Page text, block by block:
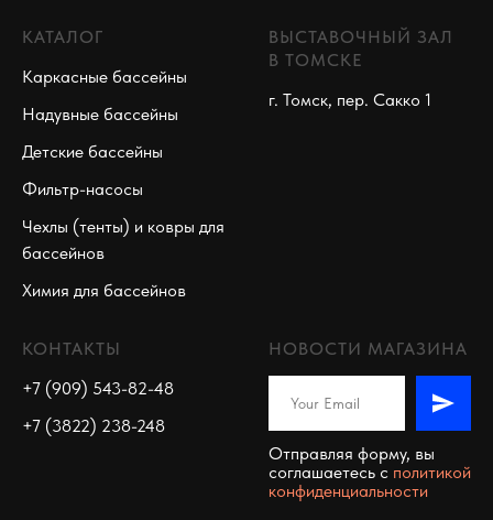
КАТАЛОГ
Каркасные бассейны
Надувные бассейны
Детские бассейны
Фильтр-насосы
Чехлы (тенты) и ковры для
бассейнов
Химия для бассейнов
ВЫСТАВОЧНЫЙ ЗАЛ
В ТОМСКЕ
г. Томск, пер. Сакко 1
КОНТАКТЫ
+7 (909) 543-82-48
+7 (3822) 238-248
НОВОСТИ МАГАЗИНА
Отправляя форму, вы
соглашаетесь c политикой
конфиденциальности